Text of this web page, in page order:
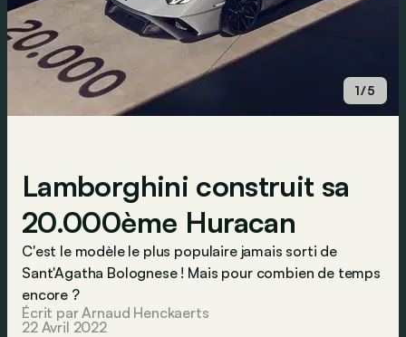
1/5
Lamborghini construit sa
20.000ème Huracan
C'est le modèle le plus populaire jamais sorti de
Sant'Agatha Bolognese ! Mais pour combien de temps
encore ?
Écrit par Arnaud Henckaerts
22 Avril 2022